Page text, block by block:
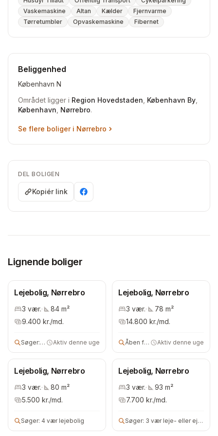
Ønsker:
Billigere lejlighed i Indre By/K eller Ø, N, V med altan
Eller tilsvarende husleje med have.
Mindst 2 værelser.
fordelagtigt i hovedstadsområdet, selvom det ikke lever
op til kriterierne.
Vaskemaskine
Altan Kælder
Fjernvarme
Tørretumbler
Opvaskemaskine Fibernet
Beliggenhed
København N
Området ligger i Region Hovedstaden København By
København Nørrebro.
Se flere boliger i Nørrebro
DEL BOLIGEN
Kopiér link
Lignende boliger
Lejebolig, Nørrebro
3 vær.· 84 m²
9.400 kr./md.
Søger:3 vær lejebolig
Aktiv denne uge
Lejebolig, Nørrebro
3 vær.· 78 m²
14.800 kr./md.
Åben for alle Aktiv denne uge
Lejebolig, Nørrebro
3 vær.· 80 m²
5.500 kr./md.
Søger: 4 vær lejebolig
Lejebolig, Nørrebro
3 vær.· 93 m²
7.700 kr./md.
Søger: 3 vær leje- eller ejerbolig